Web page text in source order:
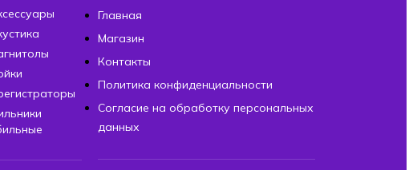
Главная
Магазин
Контакты
Политика конфиденциальности
Согласие на обработку персональных
данных